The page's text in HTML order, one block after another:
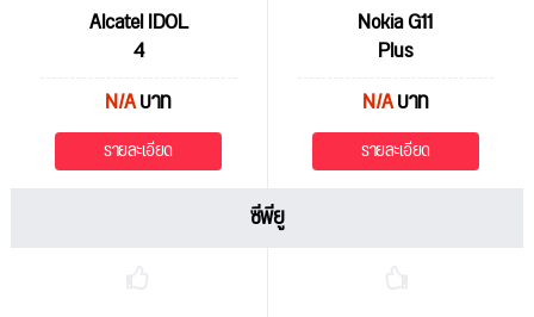
Alcatel IDOL
4
N/Aบาท
รายละเอียด
Nokia G11
Plus
N/Aบาท
รายละเอียด
ซีพียู